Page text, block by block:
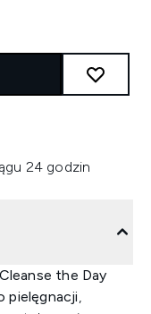
24 godzin
the Day
pielęgnacji,